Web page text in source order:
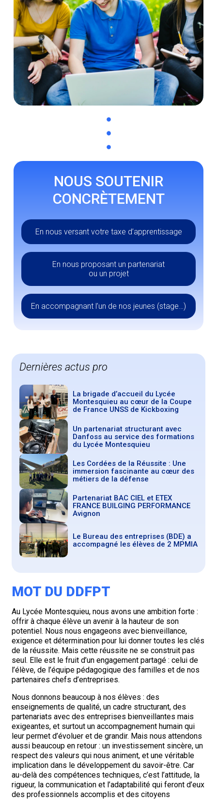
NOUS SOUTENIR
CONCRÈTEMENT
En nous versant votre taxe d’apprentissage
En nous proposant un partenariat
ou un projet
En accompagnant l’un de nos jeunes (stage…)
Dernières actus pro
La brigade d’accueil du Lycée
Montesquieu au cœur de la Coupe
de France UNSS de Kickboxing
Un partenariat structurant avec
Danfoss au service des formations
du Lycée Montesquieu
Les Cordées de la Réussite : Une
immersion fascinante au cœur des
métiers de la défense
Partenariat BAC CIEL et ETEX
FRANCE BUILGING PERFORMANCE
Avignon
Le Bureau des entreprises (BDE) a
accompagné les élèves de 2 MPMIA
MOT DU DDFPT
Au Lycée Montesquieu, nous avons une ambition forte :
offrir à chaque élève un avenir à la hauteur de son
potentiel. Nous nous engageons avec bienveillance,
exigence et détermination pour lui donner toutes les clés
de la réussite. Mais cette réussite ne se construit pas
seul. Elle est le fruit d’un engagement partagé : celui de
l’élève, de l’équipe pédagogique des familles et de nos
partenaires chefs d’entreprises.
Nous donnons beaucoup à nos élèves : des
enseignements de qualité, un cadre structurant, des
partenariats avec des entreprises bienveillantes mais
exigeantes, et surtout un accompagnement humain qui
leur permet d’évoluer et de grandir. Mais nous attendons
aussi beaucoup en retour : un investissement sincère, un
respect des valeurs qui nous animent, et une véritable
implication dans le développement du savoir-être. Car
au-delà des compétences techniques, c’est l’attitude, la
rigueur, la communication et l’adaptabilité qui feront d’eux
des professionnels accomplis et des citoyens